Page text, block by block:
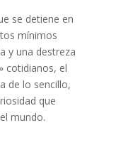
se detiene en
mínimos
y una destreza
cotidianos, el
de lo sencillo,
que
mundo.